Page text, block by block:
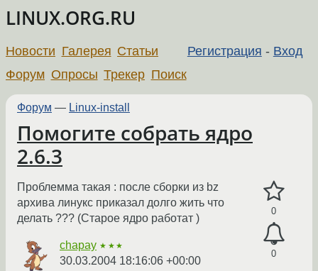
LINUX.ORG.RU
Регистрация - Вход
Новости Галерея Статьи
Форум Опросы Трекер Поиск
Форум — Linux-install
Помогите собрать ядро
2.6.3
0
0
Проблемма такая : после сборки из bz
архива линукс приказал долго жить что
делать ??? (Старое ядро работат )
chapay ★★★
30.03.2004 18:16:06 +00:00